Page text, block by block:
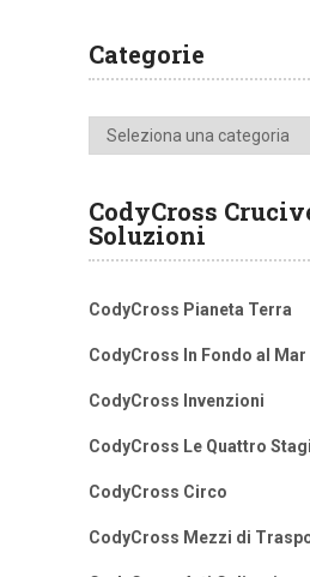
Categorie
Categorie
CodyCross
Soluzioni
CodyCross Pianeta Terra
CodyCross In Fondo al Mar
CodyCross Invenzioni
CodyCross Le Quattro
CodyCross Circo
CodyCross Mezzi di